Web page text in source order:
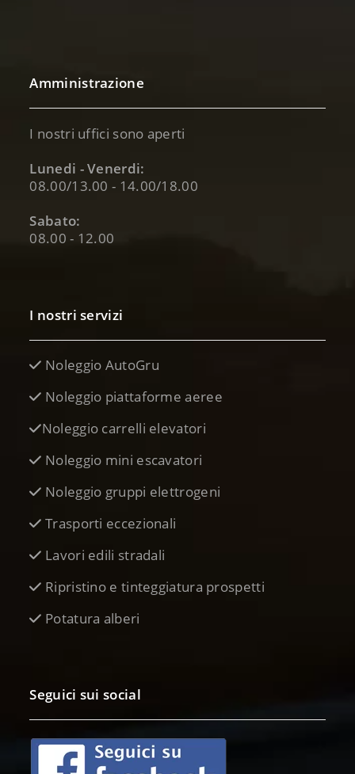
Amministrazione
I nostri uffici sono aperti
Lunedi - Venerdi:
08.00/13.00 - 14.00/18.00
Sabato:
08.00 - 12.00
I nostri servizi
Noleggio AutoGru
Noleggio piattaforme aeree
Noleggio carrelli elevatori
Noleggio mini escavatori
Noleggio gruppi elettrogeni
Trasporti eccezionali
Lavori edili stradali
Ripristino e tinteggiatura prospetti
Potatura alberi
Seguici sui social